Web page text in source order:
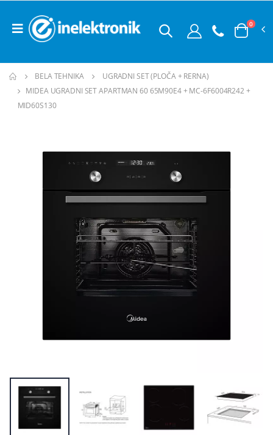
0
BELA TEHNIKA
UGRADNI SET (PLOČA + RERNA)
MIDEA UGRADNI SET APARTMAN 60 65M90E4 + MC-6F6004R242 +
MID60S130